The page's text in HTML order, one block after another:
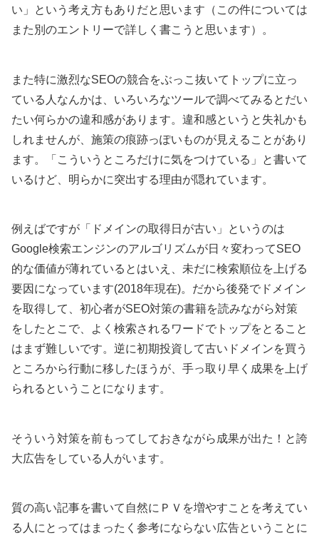
い」という考え方もありだと思います（この件については
また別のエントリーで詳しく書こうと思います）。
また特に激烈なSEOの競合をぶっこ抜いてトップに立っ
ている人なんかは、いろいろなツールで調べてみるとだい
たい何らかの違和感があります。違和感というと失礼かも
しれませんが、施策の痕跡っぽいものが見えることがあり
ます。「こういうところだけに気をつけている」と書いて
いるけど、明らかに突出する理由が隠れています。
例えばですが「ドメインの取得日が古い」というのは
Google検索エンジンのアルゴリズムが日々変わってSEO
的な価値が薄れているとはいえ、未だに検索順位を上げる
要因になっています(2018年現在)。だから後発でドメイン
を取得して、初心者がSEO対策の書籍を読みながら対策
をしたとこで、よく検索されるワードでトップをとること
はまず難しいです。逆に初期投資して古いドメインを買う
ところから行動に移したほうが、手っ取り早く成果を上げ
られるということになります。
そういう対策を前もってしておきながら成果が出た！と誇
大広告をしている人がいます。
質の高い記事を書いて自然にＰＶを増やすことを考えてい
る人にとってはまったく参考にならない広告ということに